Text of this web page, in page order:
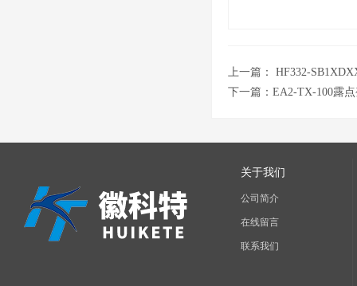
上一篇： HF332-
下一篇： EA2-TX-100露
关于我们
公司简介
在线留言
联系我们